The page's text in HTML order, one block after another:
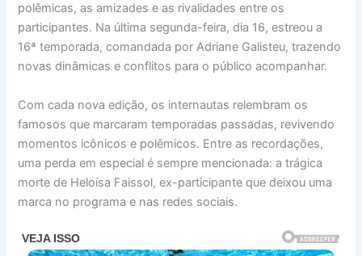
polêmicas, as amizades e as rivalidades entre os
participantes. Na última segunda-feira, dia 16, estreou a
16ª temporada, comandada por Adriane Galisteu, trazendo
novas dinâmicas e conflitos para o público acompanhar.
Com cada nova edição, os internautas relembram os
famosos que marcaram temporadas passadas, revivendo
momentos icônicos e polêmicos. Entre as recordações,
uma perda em especial é sempre mencionada: a trágica
morte de Heloísa Faissol, ex-participante que deixou uma
marca no programa e nas redes sociais.